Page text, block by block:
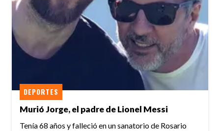
Murió Jorge, el padre de Lionel Messi
DEPORTES
Tenía 68 años y falleció en un sanatorio de Rosario